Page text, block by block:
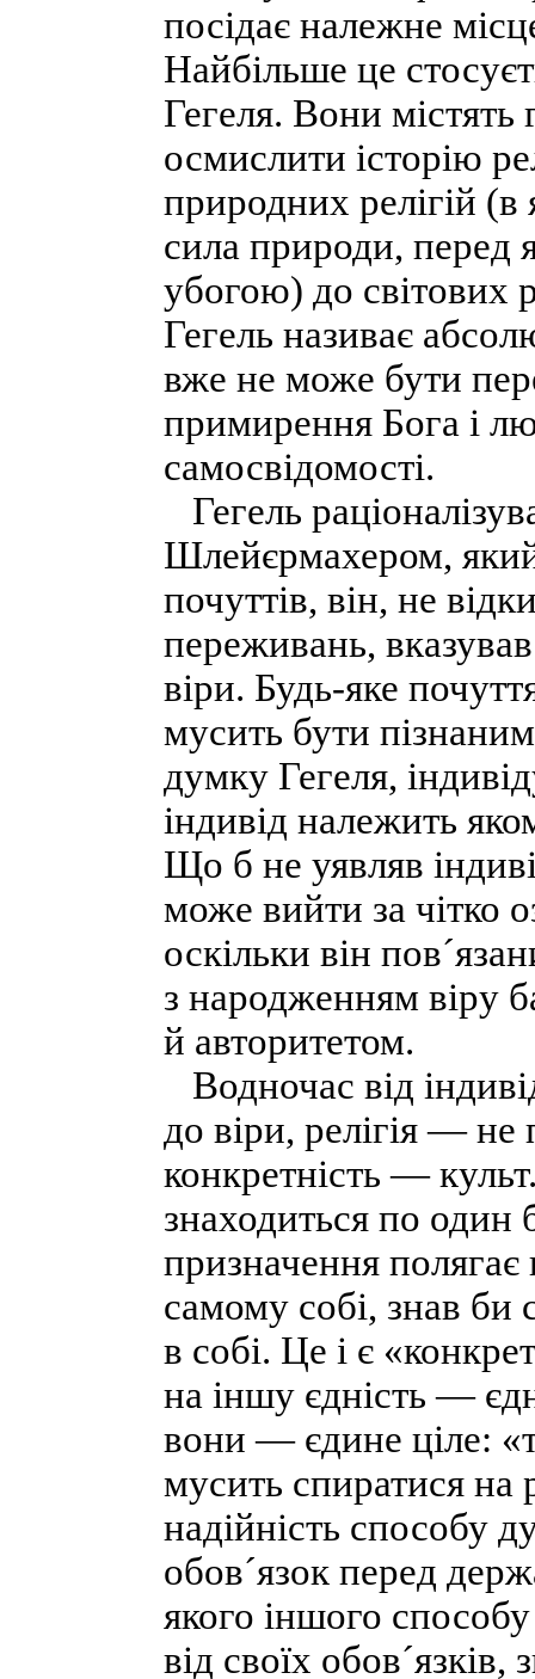
посідає належне
Найбільше це
Гегеля. Вони містять
осмислити історію
природних релігій
сила природи, перед
убогою) до світових
Гегель називає
вже не може бути
примирення Бога і
самосвідомості.
Гегель
Шлейєрмахером,
почуттів, він, не
переживань,
віри. Будь-яке
мусить бути пізнаним
думку Гегеля,
індивід належить
Що б не уявляв
може вийти за чітко
оскільки він
з народженням віру
й авторитетом.
Водночас від
до віри, релігія — не
конкретність —
знаходиться по
призначення
самому собі, знав би
в собі. Це і є
на іншу єдність —
вони — єдине ціле:
мусить спиратися на
надійність способу
обов´язок перед
якого іншого
від своїх обов´язків,